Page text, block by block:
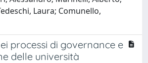
Laura; Comunello,
processi di governance e
delle università